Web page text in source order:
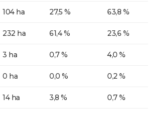
104 ha 27,5 % 63,8 %
232 ha 61,4 % 23,6 %
3 ha 0,7 % 4,0 %
0 ha 0,0 % 0,2 %
14 ha 3,8 % 0,7 %